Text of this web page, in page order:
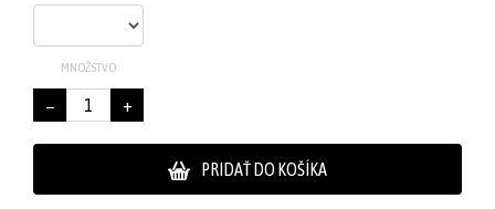
MNOŽSTVO
− +
PRIDAŤ DO KOŠÍKA